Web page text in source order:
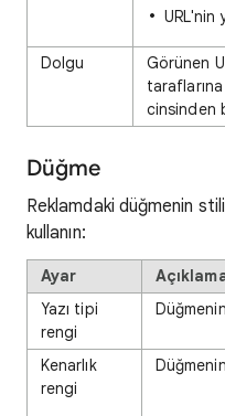
URL'nin
Dolgu
Görünen
cinsinden
Düğme
Reklamdaki düğmenin
kullanın:
Ayar
Yazı tipi
rengi
Kenarlık
rengi